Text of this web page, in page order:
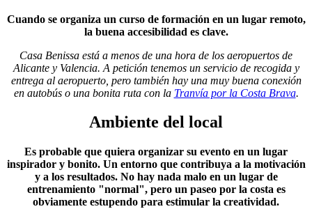
Cuando se organiza un curso de formación en un lugar remoto,
la buena accesibilidad es clave.
Casa Benissa está a menos de una hora de los aeropuertos de
Alicante y Valencia. A petición tenemos un servicio de recogida y
entrega al aeropuerto, pero también hay una muy buena conexión
en autobús o una bonita ruta con la Tranvía por la Costa Brava.
Ambiente del local
Es probable que quiera organizar su evento en un lugar
inspirador y bonito. Un entorno que contribuya a la motivación
y a los resultados. No hay nada malo en un lugar de
entrenamiento "normal", pero un paseo por la costa es
obviamente estupendo para estimular la creatividad.